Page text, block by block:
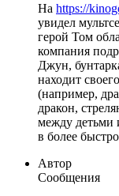
На https://
увидел
герой Том
компания
Джун,
находит
(например,
дракон,
между детьми
в более
Автор
Сообщения